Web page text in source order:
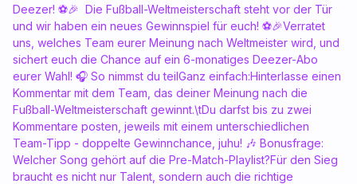
Deezer! ⚽🎉 Die Fußball-Weltmeisterschaft steht vor der Tür
und wir haben ein neues Gewinnspiel für euch! ⚽🎉Verratet
uns, welches Team eurer Meinung nach Weltmeister wird, und
sichert euch die Chance auf ein 6-monatiges Deezer-Abo
eurer Wahl! 🎧 So nimmst du teilGanz einfach:Hinterlasse einen
Kommentar mit dem Team, das deiner Meinung nach die
Fußball-Weltmeisterschaft gewinnt.\tDu darfst bis zu zwei
Kommentare posten, jeweils mit einem unterschiedlichen
Team-Tipp - doppelte Gewinnchance, juhu! 🎶 Bonusfrage:
Welcher Song gehört auf die Pre-Match-Playlist?Für den Sieg
braucht es nicht nur Talent, sondern auch die richtige